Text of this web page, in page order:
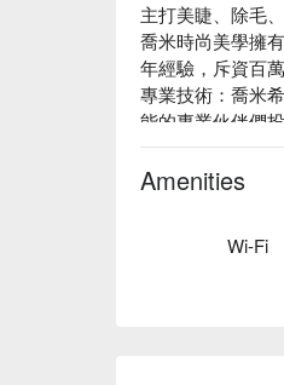
主打美睫、除毛、
喬米時尚美學擁
年經驗，斥資百
專業技術：喬米
能的專業伙伴們
絕佳位置：位於
後，好好享受美食
己的顧客。
Amenities
Wi-Fi